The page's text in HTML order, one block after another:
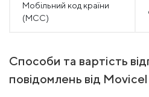
Мобільний код країни
(MCC)
Способи та вартість
повідомлень від